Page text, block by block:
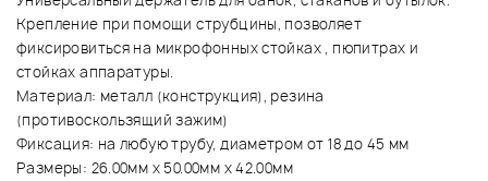
Крепление при помощи струбцины, позволяет
фиксировиться на микрофонных стойках , пюпитрах и
стойках аппаратуры.
Материал: металл (конструкция), резина
(противоскользящий зажим)
Фиксация: на любую трубу, диаметром от 18 до 45 мм
Размеры: 26.00мм x 50.00мм x 42.00мм